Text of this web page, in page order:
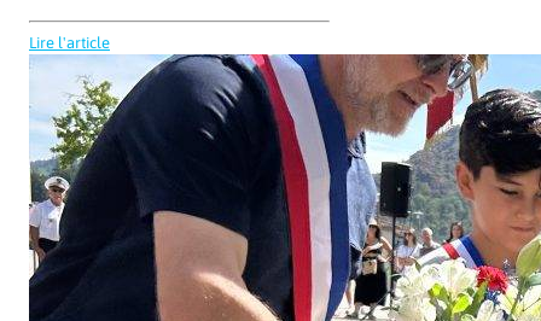
Lire l'article